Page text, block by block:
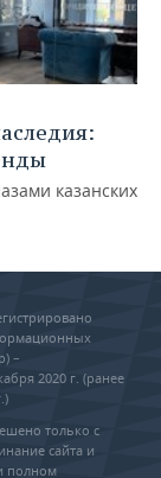
казанских
–
2020 г. (ранее
только с
сайта и
полном